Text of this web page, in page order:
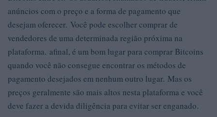
anúncios com o preço e a forma de pagamento que
desejam oferecer. Você pode escolher comprar de
vendedores de uma determinada região próxima na
plataforma. afinal, é um bom lugar para comprar Bitcoins
quando você não consegue encontrar os métodos de
pagamento desejados em nenhum outro lugar. Mas os
preços geralmente são mais altos nesta plataforma e você
deve fazer a devida diligência para evitar ser enganado.